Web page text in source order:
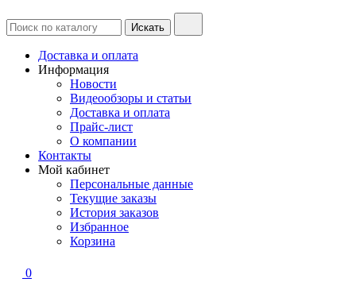
Доставка и оплата
Информация
Новости
Видеообзоры и статьи
Доставка и оплата
Прайс-лист
О компании
Контакты
Мой кабинет
Персональные данные
Текущие заказы
История заказов
Избранное
Корзина
0